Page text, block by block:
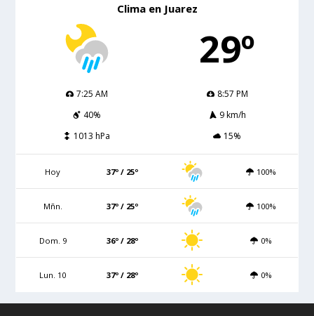
Clima en Juarez
29º
7:25 AM
8:57 PM
40%
9 km/h
1013 hPa
15%
Hoy 37º / 25º 100%
Mñn. 37º / 25º 100%
Dom. 9 36º / 28º 0%
Lun. 10 37º / 28º 0%